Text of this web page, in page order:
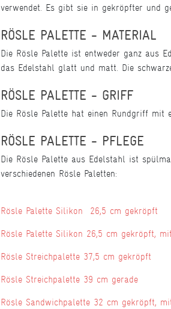
verwendet. Es gibt sie in gekröpfter und
RÖSLE PALETTE - MATERIAL
Die Rösle Palette ist entweder ganz aus
das Edelstahl glatt und matt. Die
RÖSLE PALETTE - GRIFF
Die Rösle Palette hat einen Rundgriff mit
RÖSLE PALETTE - PFLEGE
Die Rösle Palette aus Edelstahl ist
verschiedenen Rösle Paletten:
Rösle Palette Silikon 26,5 cm gekröpft
Rösle Palette Silikon 26,5 cm gekröpft,
Rösle Streichpalette 37,5 cm gekröpft
Rösle Streichpalette 39 cm gerade
Rösle Sandwichpalette 32 cm gekröpft,